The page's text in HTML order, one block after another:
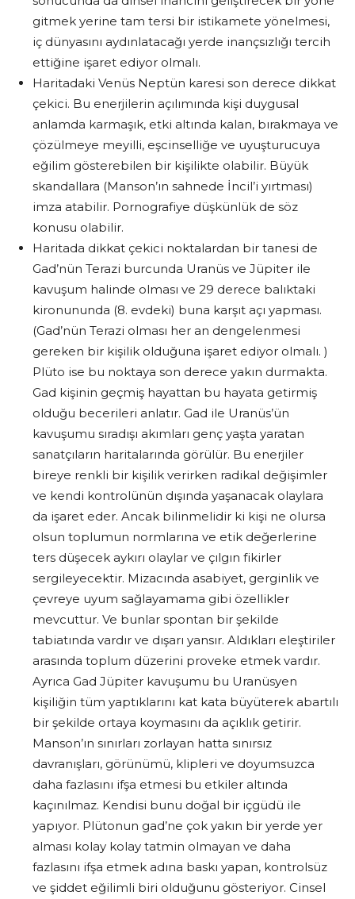
gitmek yerine tam tersi bir istikamete yönelmesi,
iç dünyasını aydınlatacağı yerde inançsızlığı tercih
ettiğine işaret ediyor olmalı.
Haritadaki Venüs Neptün karesi son derece dikkat
çekici. Bu enerjilerin açılımında kişi duygusal
anlamda karmaşık, etki altında kalan, bırakmaya ve
çözülmeye meyilli, eşcinselliğe ve uyuşturucuya
eğilim gösterebilen bir kişilikte olabilir. Büyük
skandallara (Manson’ın sahnede İncil’i yırtması)
imza atabilir. Pornografiye düşkünlük de söz
konusu olabilir.
Haritada dikkat çekici noktalardan bir tanesi de
Gad’nün Terazi burcunda Uranüs ve Jüpiter ile
kavuşum halinde olması ve 29 derece balıktaki
kironununda (8. evdeki) buna karşıt açı yapması.
(Gad’nün Terazi olması her an dengelenmesi
gereken bir kişilik olduğuna işaret ediyor olmalı. )
Plüto ise bu noktaya son derece yakın durmakta.
Gad kişinin geçmiş hayattan bu hayata getirmiş
olduğu becerileri anlatır. Gad ile Uranüs’ün
kavuşumu sıradışı akımları genç yaşta yaratan
sanatçıların haritalarında görülür. Bu enerjiler
bireye renkli bir kişilik verirken radikal değişimler
ve kendi kontrolünün dışında yaşanacak olaylara
da işaret eder. Ancak bilinmelidir ki kişi ne olursa
olsun toplumun normlarına ve etik değerlerine
ters düşecek aykırı olaylar ve çılgın fikirler
sergileyecektir. Mizacında asabiyet, gerginlik ve
çevreye uyum sağlayamama gibi özellikler
mevcuttur. Ve bunlar spontan bir şekilde
tabiatında vardır ve dışarı yansır. Aldıkları eleştiriler
arasında toplum düzerini proveke etmek vardır.
Ayrıca Gad Jüpiter kavuşumu bu Uranüsyen
kişiliğin tüm yaptıklarını kat kata büyüterek abartılı
bir şekilde ortaya koymasını da açıklık getirir.
Manson’ın sınırları zorlayan hatta sınırsız
davranışları, görünümü, klipleri ve doyumsuzca
daha fazlasını ifşa etmesi bu etkiler altında
kaçınılmaz. Kendisi bunu doğal bir içgüdü ile
yapıyor. Plütonun gad’ne çok yakın bir yerde yer
alması kolay kolay tatmin olmayan ve daha
fazlasını ifşa etmek adına baskı yapan, kontrolsüz
ve şiddet eğilimli biri olduğunu gösteriyor. Cinsel